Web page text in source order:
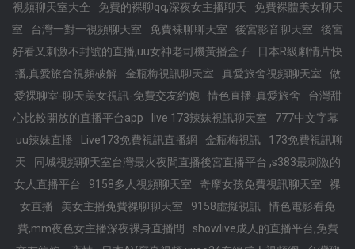
視頻聊天室大全
免費的裸聊qq,深夜女主播聊天
免費裸體美女聊天
室
台灣一對一視頻聊天室 免費裸聊聊天室 後宮影音聊天室
後宮
好看又刺激不封號的直播,uu女神老司機黃播盒子
日本R級劇情片快
播,真愛旅舍視頻破解
金瓶梅視訊聊天室 真愛旅舍視頻聊天室
做
愛裸聊室-聊天美女視訊-免費交友約炮
情色直播-真愛旅舍
台灣甜
心比較開放的直播平台app
live 173辣妹視訊聊天室
777中文字幕
uu辣妹直播
Live173免費視訊直播網 金瓶梅視訊
173免費視訊聊
天
同城視頻聊天室台灣最火夜間直播後宮直播平台 ,s383最刺激的
女人直播平台
9158多人視頻聊天室 奇摩女孩免費視訊聊天室
祼
女直播
美女主播免費祼聊聊天室 9158虛擬視訊
情色電影看免
費,mm夜色女主播深夜裸身直播間
showlive成人的直播平台,免費